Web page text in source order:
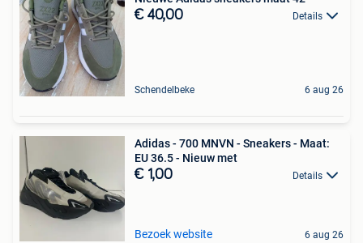
€ 40,00 Details
Schendelbeke 6 aug 26
Adidas - 700 MNVN - Sneakers - Maat:
EU 36.5 - Nieuw met
€ 1,00 Details
Bezoek website 6 aug 26